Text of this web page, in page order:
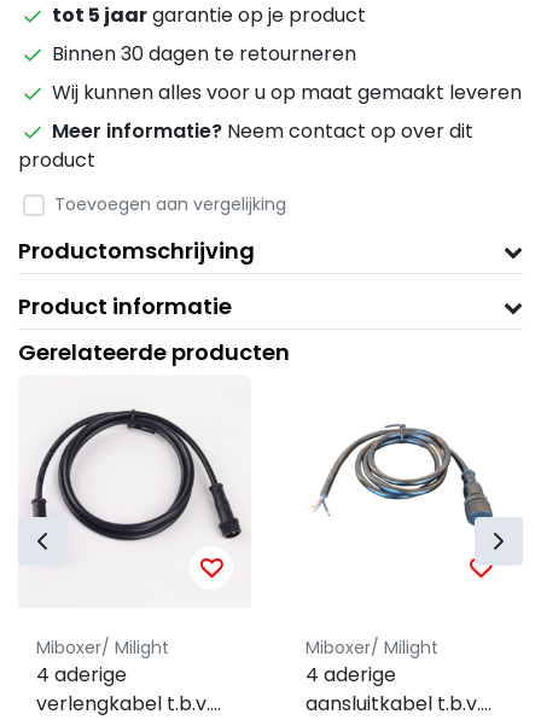
tot 5 jaargarantie op je product
Binnen 30 dagen te retourneren
Wij kunnen alles voor u op maat gemaakt leveren
Meer informatie? Neem contact op over dit
product
Toevoegen aan vergelijking
Productomschrijving
Product informatie
Gerelateerde producten
Miboxer/ Milight
4 aderige
verlengkabel t.b.v.
Miboxer/ Milight
4 aderige
aansluitkabel t.b.v.